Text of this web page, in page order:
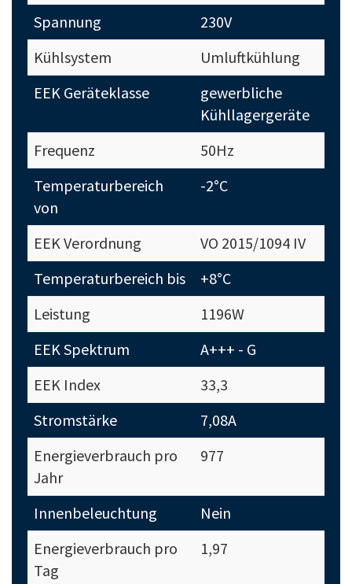
Spannung
230V
Kühlsystem
Umluftkühlung
EEK Geräteklasse
gewerbliche
Kühllagergeräte
Frequenz
50Hz
Temperaturbereich
von
-2°C
EEK Verordnung
VO 2015/1094 IV
Temperaturbereich bis
+8°C
Leistung
1196W
EEK Spektrum
A+++ - G
EEK Index
33,3
Stromstärke
7,08A
Energieverbrauch pro
Jahr
977
Innenbeleuchtung
Nein
Energieverbrauch pro
Tag
1,97